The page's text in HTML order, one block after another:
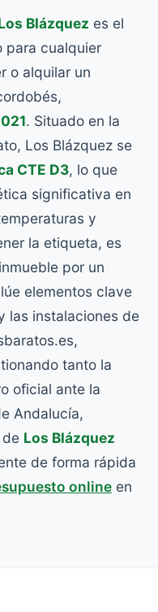
Blázquez es el
para cualquier
o alquilar un
. Situado en la
Los Blázquez se
CTE D3, lo que
significativa en
y
la etiqueta, es
por un
elementos clave
las instalaciones de
tanto la
oficial ante la
Andalucía,
Los Blázquez
de forma rápida
online en